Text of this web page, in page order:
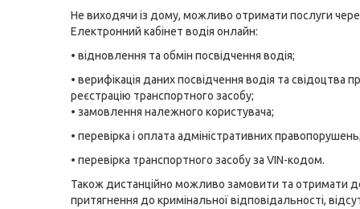
Не виходячи із дому, можливо отримати послуги
Електронний кабінет водія онлайн:
• відновлення та обмін посвідчення водія;
• верифікація даних посвідчення водія та свідоцтва
реєстрацію транспортного засобу;
• замовлення належного користувача;
• перевірка і оплата адміністративних
• перевірка транспортного засобу за VIN-кодом.
Також дистанційно можливо замовити та отримати
притягнення до кримінальної відповідальності,